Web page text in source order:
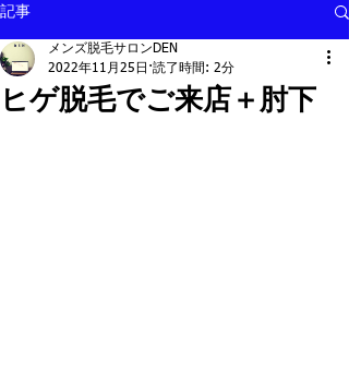
記事
ヒゲ脱毛でご来店＋肘下
メンズ脱毛サロンDEN
2022年11月25日 読了時間: 2分